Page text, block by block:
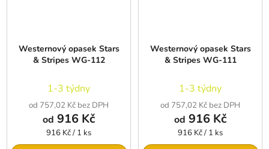
Westernový opasek Stars
& Stripes WG-112
1-3 týdny
od 757,02 Kč bez DPH
od 916 Kč
Měrná
cena:
916 Kč / 1 ks
Westernový opasek Stars
& Stripes WG-111
1-3 týdny
od 757,02 Kč bez DPH
od 916 Kč
Měrná
cena:
916 Kč / 1 ks